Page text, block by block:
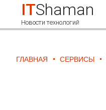
ITShaman
Новости технологий
ГЛАВНАЯ СЕРВИСЫ